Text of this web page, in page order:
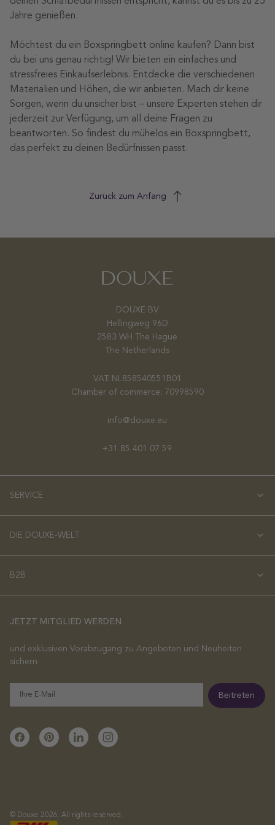
Jahre genießen.
Möchtest du ein Boxspringbett online kaufen? Dann bist
du bei uns genau richtig! Wir bieten ein einfaches und
stressfreies Einkaufserlebnis. Entdecke die verschiedenen
Materialien und Höhen, die wir anbieten. Mach dir keine
Sorgen, wenn du unsicher bist – unsere Experten stehen dir
jederzeit zur Verfügung, um all deine Fragen zu
beantworten. So findest du mühelos ein Boxspringbett,
das perfekt zu deinen Bedürfnissen passt.
Zurück zum Anfang
DOUXE BV
Hellingweg 96D
2583 WH The Hague
The Netherlands
VAT: NL858540551B01
Chamber of commerce: 70998590
info@douxe.eu
+31 85 401 07 59
SERVICE
DIE DOUXE-WELT
B2B
JETZT MITGLIED WERDEN
und exklusiven Vorabzugang zu Angeboten und Neuheiten
sichern
Beitreten
© Douxe 2026. All rights reserved.